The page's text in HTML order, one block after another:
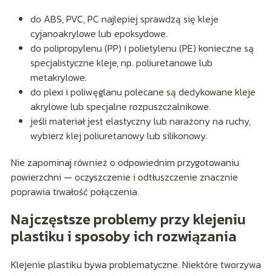
do ABS, PVC, PC najlepiej sprawdzą się kleje
cyjanoakrylowe lub epoksydowe.
do polipropylenu (PP) i polietylenu (PE) konieczne są
specjalistyczne kleje, np. poliuretanowe lub
metakrylowe.
do plexi i poliwęglanu polecane są dedykowane kleje
akrylowe lub specjalne rozpuszczalnikowe.
jeśli materiał jest elastyczny lub narażony na ruchy,
wybierz klej poliuretanowy lub silikonowy.
Nie zapominaj również o odpowiednim przygotowaniu
powierzchni — oczyszczenie i odtłuszczenie znacznie
poprawia trwałość połączenia.
Najczęstsze problemy przy klejeniu
plastiku i sposoby ich rozwiązania
Klejenie plastiku bywa problematyczne. Niektóre tworzywa